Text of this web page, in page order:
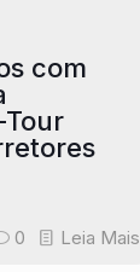
com
0 Leia Mais